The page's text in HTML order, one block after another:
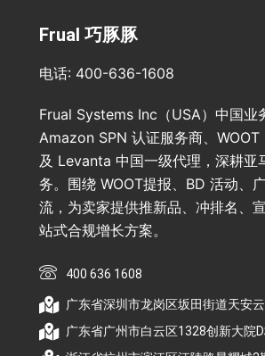
Frual 巧豚豚
电话: 400-636-1608
Frual Systems Inc（USA）中国业
Amazon SPN 认证服务商、WOOT
及 Levanta 中国一级代理，深耕亚
务。围绕 WOOT提报、BD 活动、
流，为卖家提供推新品、冲排名、
站式合规增长方案。
400 636 1608
广东省深圳市龙岗区坂田街道天安
广东省广州市白云区1328创新大院